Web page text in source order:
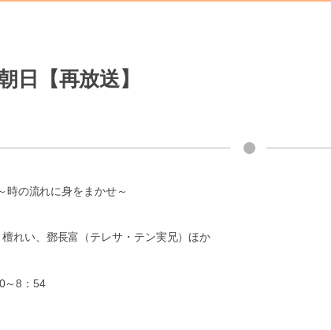
【再放送】
の流れに身をまかせ～
檀れい、鄧長富（テレサ・テン実兄）ほか
～8：54